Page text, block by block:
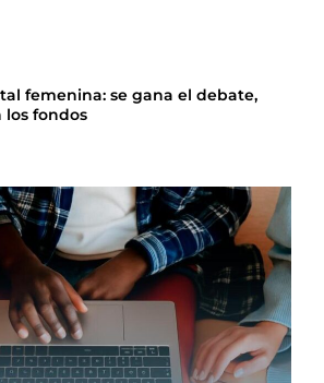
femenina: se gana el debate,
los fondos